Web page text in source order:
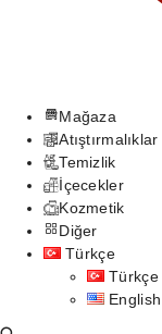
Mağaza
Atıştırmalıklar
Temizlik
İçecekler
Kozmetik
Diğer
Türkçe
Türkçe
English